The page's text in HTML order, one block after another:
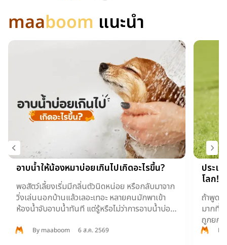
maaboom แนะนำ
อาบน้ำให้น้องหมาบ่อยเกินไปเกิดอะไรขึ้น?
พอสัตว์เลี้ยงเริ่มมีกลิ่นตัวนิดหน่อย หรือกลับมาจาก
วิ่งเล่นนอกบ้านแล้วเลอะเทอะ หลายคนมักพาเข้า
ห้องน้ำจับอาบน้ำทันที แต่รู้หรือไม่ว่าการอาบน้ำบ่อย
มากกว่าที่คิด!
By maaboom 6 ส.ค. 2569
ประเ
โลก!
ถ้าพูดถึ
มากที่สุ
ถูกยกใ
สัตว์เข้
By